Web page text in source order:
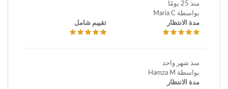
منذ 25 يومًا
بواسطة Maria C
مدة الانتظار
تقييم شامل
منذ شهر واحد
بواسطة Hamza M
مدة الانتظار